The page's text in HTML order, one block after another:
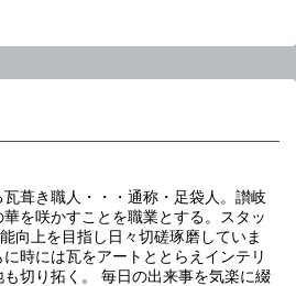
葺き職人・・・通称・足袋人。讃岐
を咲かすことを職業とする。スタッ
向上を目指し日々切磋琢磨していま
時には瓦をアートととらえインテリ
切り拓く。 毎日の出来事を気楽に綴